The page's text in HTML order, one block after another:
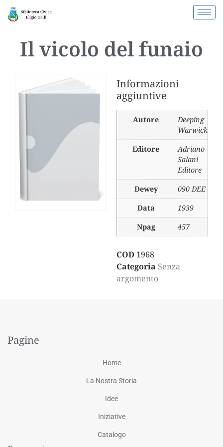
Il vicolo del funaio
Informazioni
aggiuntive
Autore
Deeping
Warwick
Editore
Adriano
Salani
Editore
Dewey
090 DEE
Data
1939
Npag
457
COD 1968
Categoria Senza
argomento
Pagine
Home
La Nostra Storia
Idee
Iniziative
Catalogo